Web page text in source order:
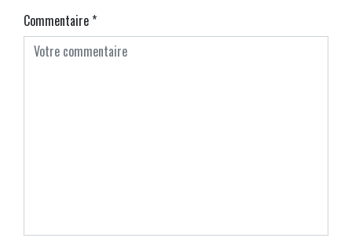
Commentaire*